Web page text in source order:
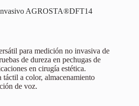
AGROSTA®DFT14
para medición no invasiva de
de dureza en pechugas de
en cirugía estética.
a color, almacenamiento
de voz.